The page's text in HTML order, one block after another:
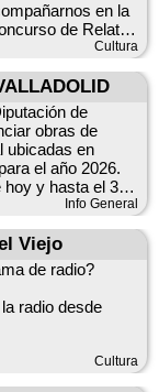
con una buena
en la
de Relatos
poner en valor la
del
y la
y poesías
y mucha
Cultura
de
obras de
ubicadas en
el año 2026.
hoy y hasta el 31
para
de menos
y/o
2026.
Info General
Viejo
de radio?
radio desde
"Es la Mañana de
Cultura